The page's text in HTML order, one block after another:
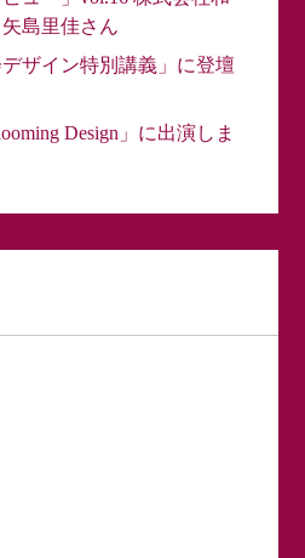
島里佳さん
ザイン特別講義」に登壇
Design」に出演しま